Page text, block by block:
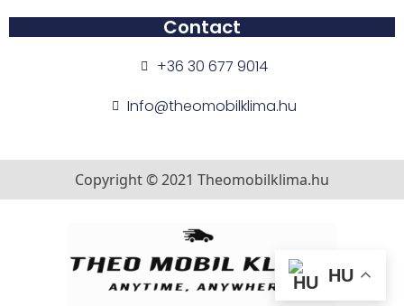
Contact
+36 30 677 9014
Info@theomobilklima.hu
Copyright © 2021 Theomobilklima.hu
HU